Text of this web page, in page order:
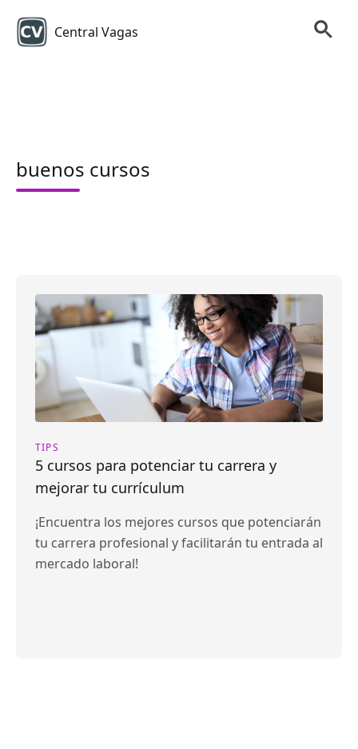
Central Vagas
buenos cursos
TIPS
5 cursos para potenciar tu carrera y
mejorar tu currículum
¡Encuentra los mejores cursos que potenciarán
tu carrera profesional y facilitarán tu entrada al
mercado laboral!